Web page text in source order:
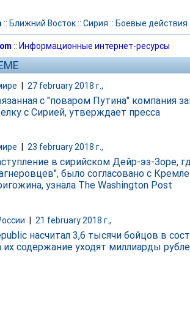
:: Ближний Восток:: Сирия :: Боевые действия
:: Информационные интернет-ресурсы
27 february 2018 г.,
с "поваром Путина" компания
с Сирией, утверждает пресса
23 february 2018 г.,
в сирийском Дейр-эз-Зоре,
было согласовано с
узнала The Washington Post
| 21 february 2018 г.,
насчитал 3,6 тысячи бойцов в
их содержание уходят миллиарды